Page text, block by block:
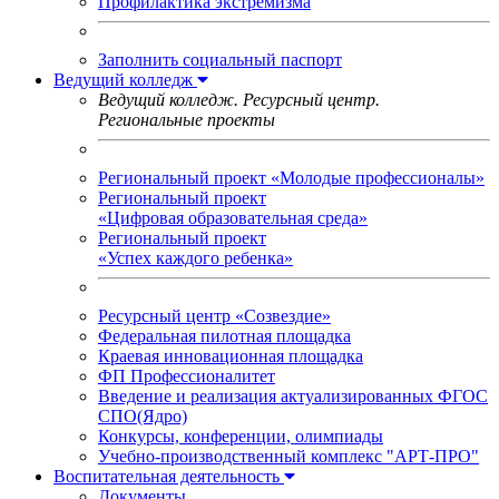
Заполнить социальный паспорт
Ведущий колледж
Ведущий колледж. Ресурсный центр.
Региональные проекты
Региональный проект «Молодые профессионалы»
Региональный проект
«Цифровая образовательная среда»
Региональный проект
«Успех каждого ребенка»
Ресурсный центр «Созвездие»
Федеральная пилотная площадка
Краевая инновационная площадка
ФП Профессионалитет
Введение и реализация актуализированных ФГОС
СПО(Ядро)
Конкурсы, конференции, олимпиады
Учебно-производственный комплекс "АРТ-ПРО"
Воспитательная деятельность